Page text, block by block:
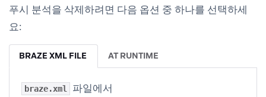
푸시 분석을 삭제하려면 다음 옵션 중 하나를 선택하세
요:
BRAZE XML FILE AT RUNTIME
braze.xml 파일에서